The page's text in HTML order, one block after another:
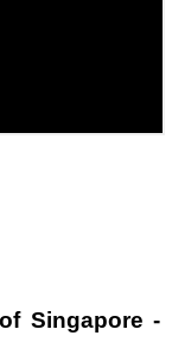
Singapore -